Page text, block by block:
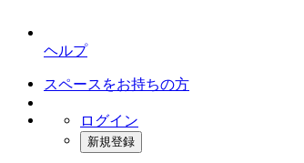
ヘルプ
スペースをお持ちの方
ログイン
新規登録